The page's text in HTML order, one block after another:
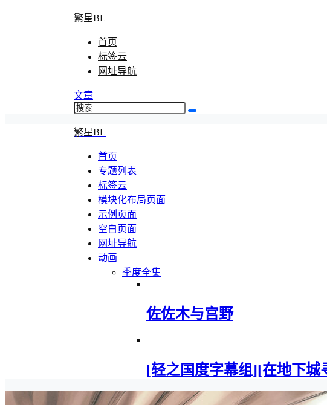
繁星BL
首页
标签云
网址导航
文章
繁星BL
首页
专题列表
标签云
模块化布局页面
示例页面
空白页面
网址导航
动画
季度全集
佐佐木与宫野
[轻之国度字幕组][在地下城